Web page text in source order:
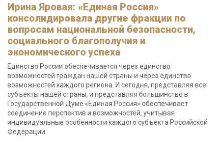
Ирина Яровая: «Единая Россия»
консолидировала другие фракции по
вопросам национальной безопасности,
социального благополучия и
экономического успеха
Единство России обеспечивается через единство
возможностей граждан нашей страны и через единство
возможностей каждого региона. И сегодня, представляя все
субъекты нашей страны, и представляя большинство в
Государственной Думе «Единая Россия» обеспечивает
соединение перспектив и возможностей, учитывая
индивидуальные особенности каждого субъекта Российской
Федерации